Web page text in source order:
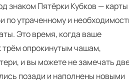
знаком Пятёрки Кубков — карты
по утраченному и
Это время, когда ваше
трём опрокинутым чашам,
и вы можете не замечать
позади и наполнены новыми